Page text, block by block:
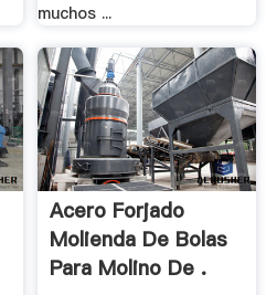
muchos ...
Acero Forjado
Molienda De Bolas
Para Molino De .